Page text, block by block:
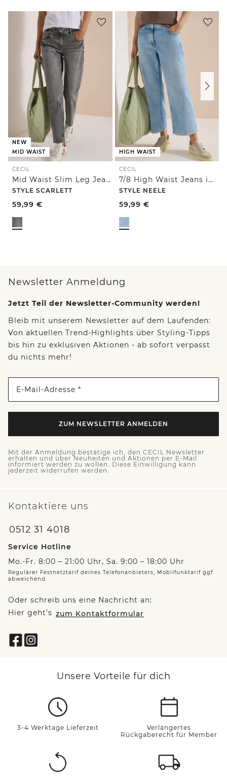
NEW
MID WAIST
CECIL
Mid Waist Slim Leg Jeans im Casual Fit
STYLE SCARLETT
59,99 €
HIGH WAIST
CECIL
7/8 High Waist Jeans im Loose Fit
STYLE NEELE
59,99 €
Newsletter Anmeldung
Jetzt Teil der Newsletter-Community werden!
Bleib mit unserem Newsletter auf dem Laufenden:
Von aktuellen Trend-Highlights über Styling-Tipps
bis hin zu exklusiven Aktionen - ab sofort verpasst
du nichts mehr!
E-Mail-Adresse *
ZUM NEWSLETTER ANMELDEN
Mit der Anmeldung bestätige ich, den CECIL Newsletter
erhalten und über Neuheiten und Aktionen per E-Mail
informiert werden zu wollen. Diese Einwilligung kann
jederzeit widerrufen werden.
Kontaktiere uns
0512 31 4018
Service Hotline
Mo.-Fr. 8:00 – 21:00 Uhr, Sa. 9:00 – 18:00 Uhr
Regulärer Festnetztarif deines Telefonanbieters, Mobilfunktarif ggf.
abweichend.
Oder schreib uns eine Nachricht an:
Hier geht’s zum Kontaktformular
Unsere Vorteile für dich
3-4 Werktage Lieferzeit
Verlängertes
Rückgaberecht für Member